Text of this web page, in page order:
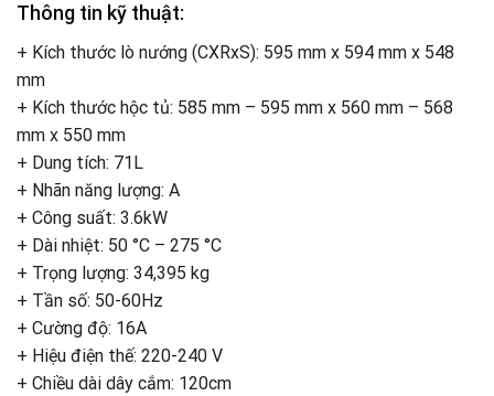
Thông tin kỹ thuật:
+ Kích thước lò nướng (CXRxS): 595 mm x 594 mm x 548
mm
+ Kích thước hộc tủ: 585 mm – 595 mm x 560 mm – 568
mm x 550 mm
+ Dung tích: 71L
+ Nhãn năng lượng: A
+ Công suất: 3.6kW
+ Dài nhiệt: 50 °C – 275 °C
+ Trọng lượng: 34,395 kg
+ Tần số: 50-60Hz
+ Cường độ: 16A
+ Hiệu điện thế: 220-240 V
+ Chiều dài dây cắm: 120cm